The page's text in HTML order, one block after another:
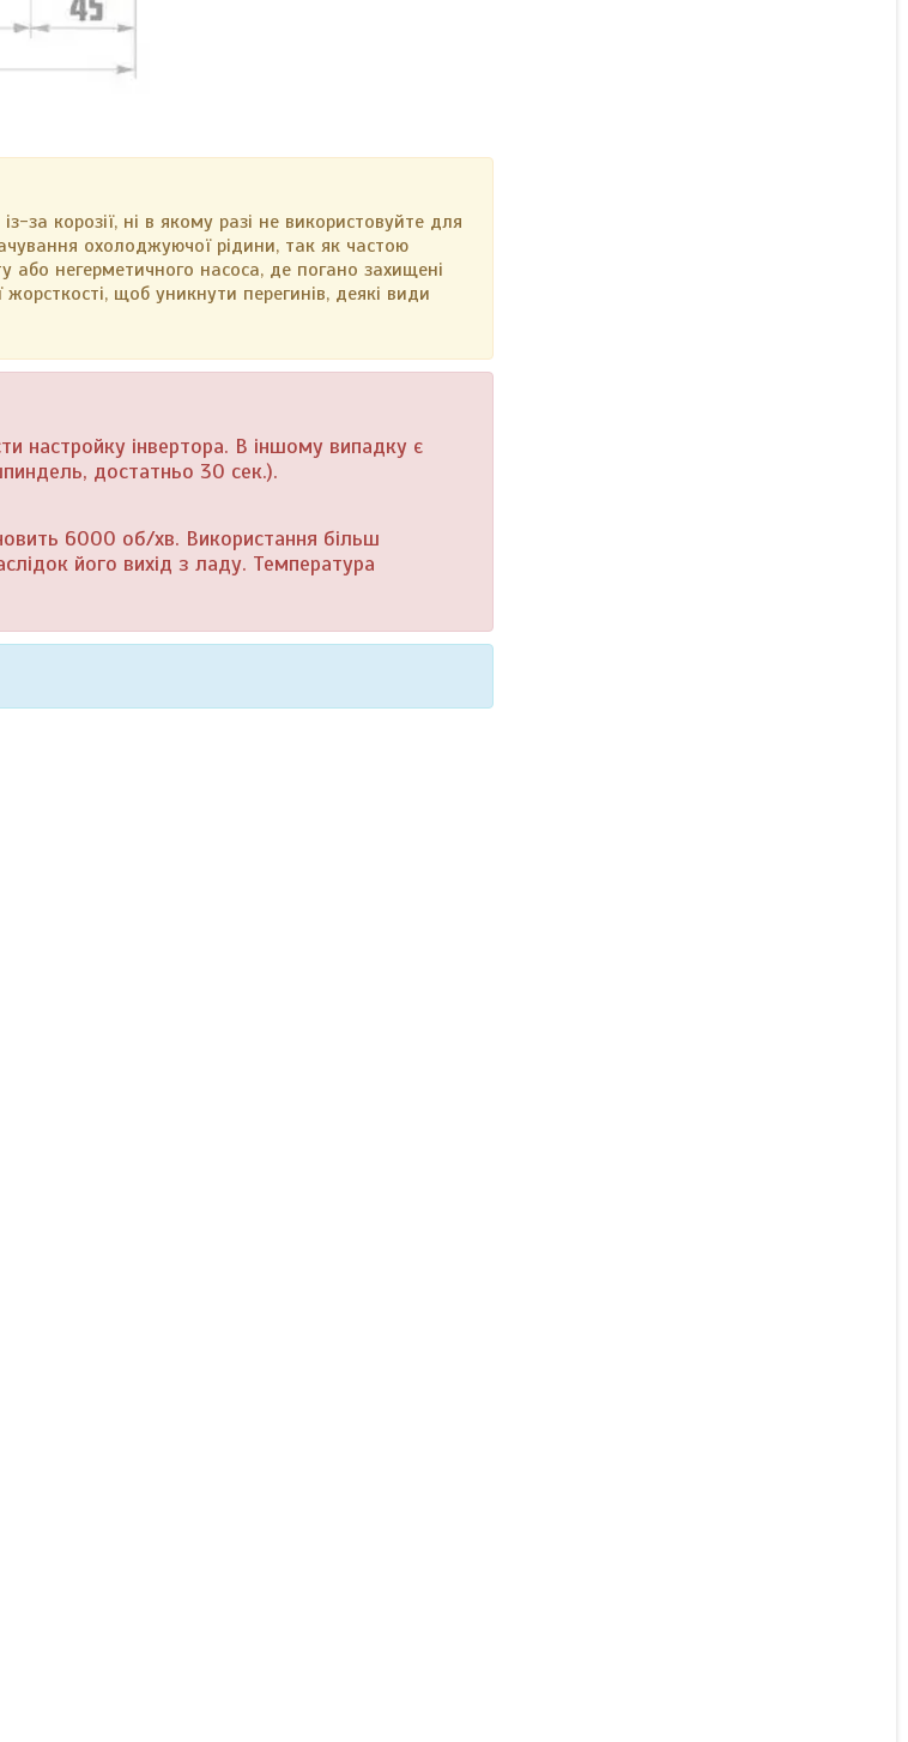
корозії, ні в якому разі не використовуйте для
охолоджуючої рідини, так як частою
негерметичного насоса, де погано захищені
щоб уникнути перегинів, деякі види
настройку інвертора. В іншому випадку є
достатньо 30 сек.).
6000 об/хв. Використання більш
його вихід з ладу. Температура